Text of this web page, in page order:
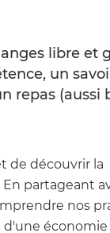
libre et
un
repas (aussi
de découvrir la
partageant
nos
économie